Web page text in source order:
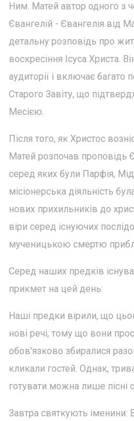
Ним. Матей автор одного з
Євангелій - Євангелія від
детальну розповідь про
воскресіння Ісуса Христа.
аудиторії і включає багато
Старого Завіту, що
Месією.
Після того, як Христос
Матей розпочав проповідь
серед яких були Парфія,
місіонерська діяльність
нових прихильників до
віри серед існуючих
мученицькою смертю
Серед наших предків
прикмет на цей день:
Наші предки вірили, що
нові речі, тому що вони
обов'язково збиралися
кликали гостей. Однак,
готувати можна лише пісні
Завтра святкують іменини: